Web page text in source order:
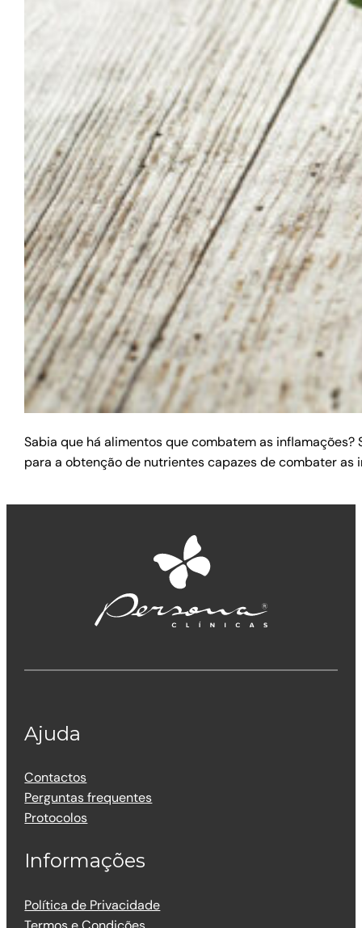
Sabia que há alimentos que combatem as
para a obtenção de nutrientes capazes de combater
Ajuda
Contactos
Perguntas frequentes
Protocolos
Informações
Política de Privacidade